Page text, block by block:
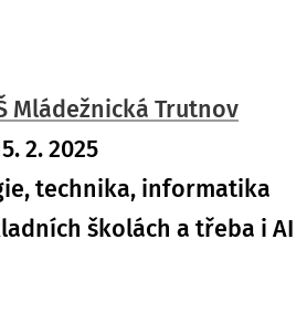
Mládežnická Trutnov
2. 2025
technika, informatika
školách a třeba i AI